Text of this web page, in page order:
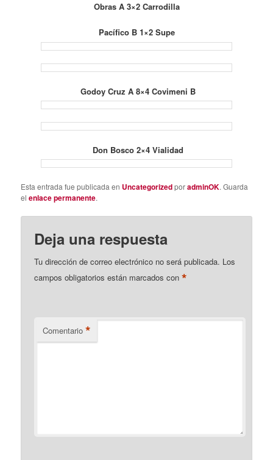
Obras A 3×2 Carrodilla
Pacífico B 1×2 Supe
Godoy Cruz A 8×4 Covimeni B
Don Bosco 2×4 Vialidad
Esta entrada fue publicada en UncategorizedporadminOK. Guarda
elenlace permanente.
Deja una respuesta
Tu dirección de correo electrónico no será publicada. Los
campos obligatorios están marcados con*
Comentario *